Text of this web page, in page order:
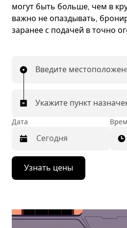
могут быть больше, чем в
важно не опаздывать,
заранее с подачей в точно
Введите
Укажите пункт
Дата
Нажмите
стрелку
вниз,
календарю
Узнать цены